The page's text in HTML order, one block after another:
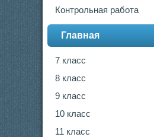
Контрольная работа
Главная
7 класс
8 класс
9 класс
10 класс
11 класс